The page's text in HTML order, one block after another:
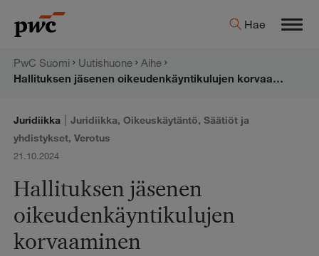
sisältöön
PwC:n
Hae
PwC Suomi Uutishuone
Aihe
Hallituksen jäsenen oikeudenkäyntikulujen korvaaminen
Juridiikka | Juridiikka,Oikeuskäytäntö,Säätiöt ja
yhdistykset,Verotus
21.10.2024
Hallituksen jäsenen
oikeudenkäyntikulujen
korvaaminen